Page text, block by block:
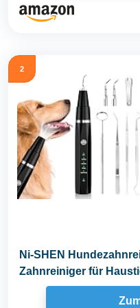
2
Ni-SHEN
Zahnreiniger für
und...